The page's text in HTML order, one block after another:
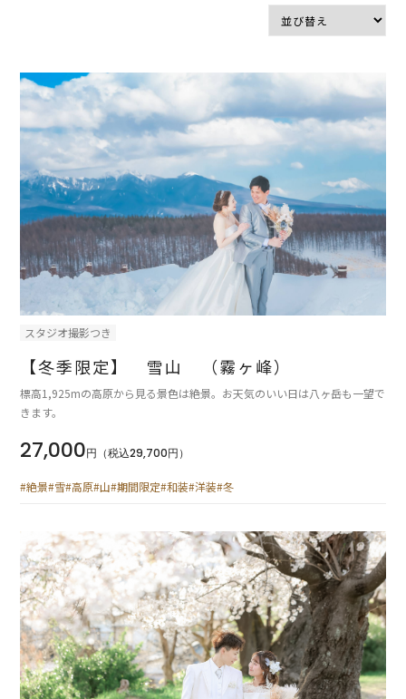
スタジオ撮影つき
【冬季限定】 雪山 （霧ヶ峰）
標高1,925mの高原から見る景色は絶景。お天気のいい日は八ヶ岳も一望で
きます。
27,000円（税込29,700円）
#絶景#雪#高原#山#期間限定#和装#洋装#冬